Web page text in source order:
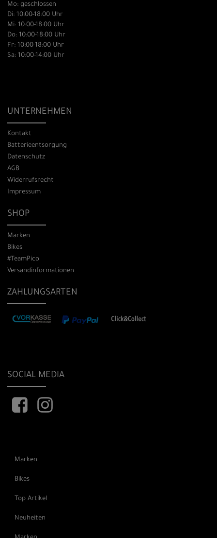
Mo: geschlossen
Di: 10:00-18:00 Uhr
Mi: 10:00-18:00 Uhr
Do: 10:00-18:00 Uhr
Fr: 10:00-18:00 Uhr
Sa: 10:00-14:00 Uhr
UNTERNEHMEN
Kontakt
Batterieentsorgung
Datenschutz
AGB
Widerrufsrecht
Impressum
SHOP
Marken
Bikes
#TeamPico
Versandinformationen
ZAHLUNGSARTEN
SOCIAL MEDIA
Marken
Bikes
Top Artikel
Neuheiten